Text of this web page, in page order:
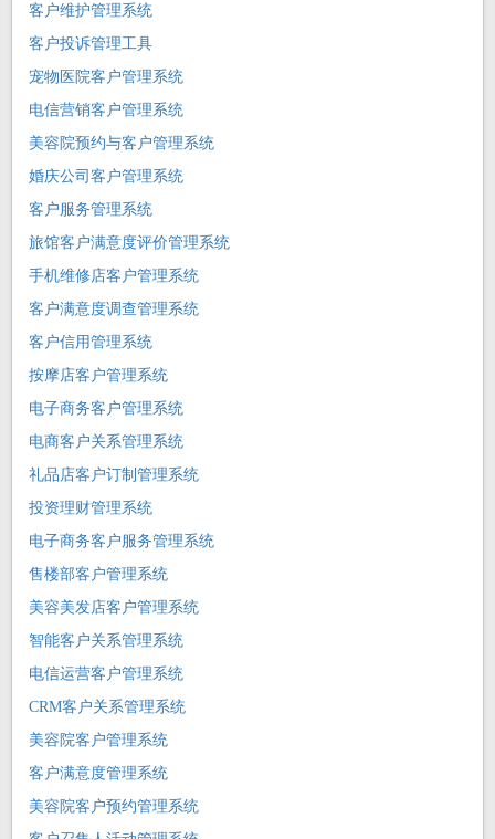
客户维护管理系统
客户投诉管理工具
宠物医院客户管理系统
电信营销客户管理系统
美容院预约与客户管理系统
婚庆公司客户管理系统
客户服务管理系统
旅馆客户满意度评价管理系统
手机维修店客户管理系统
客户满意度调查管理系统
客户信用管理系统
按摩店客户管理系统
电子商务客户管理系统
电商客户关系管理系统
礼品店客户订制管理系统
投资理财管理系统
电子商务客户服务管理系统
售楼部客户管理系统
美容美发店客户管理系统
智能客户关系管理系统
电信运营客户管理系统
CRM客户关系管理系统
美容院客户管理系统
客户满意度管理系统
美容院客户预约管理系统